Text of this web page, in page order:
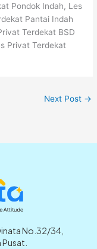
Pondok Indah, Les
Pantai Indah
Terdekat BSD
Privat Terdekat
Next Post →
No.32/34,